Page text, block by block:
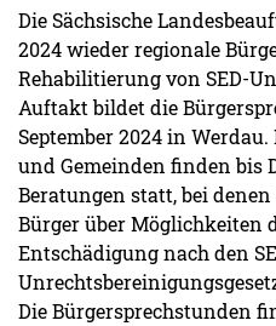
Die Sächsische
2024 wieder regionale
Rehabilitierung von SED-
Auftakt bildet die
September 2024 in
und Gemeinden finden bis
Beratungen statt, bei
Bürger über Möglichkeiten
Entschädigung nach den
Die Bürgersprechstunden